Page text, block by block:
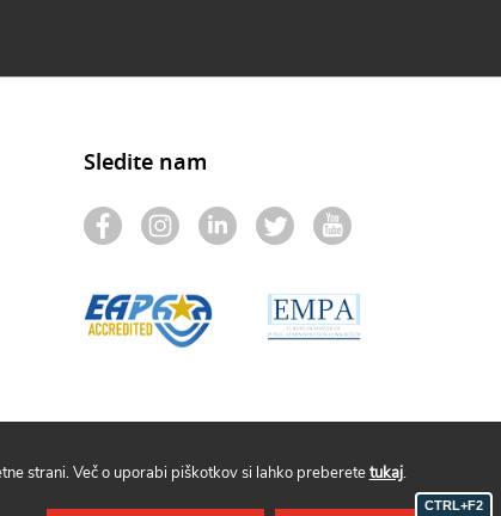
CTRL+F2
strani. Več o uporabi piškotkov si lahko preberetetukaj.
Sledite nam